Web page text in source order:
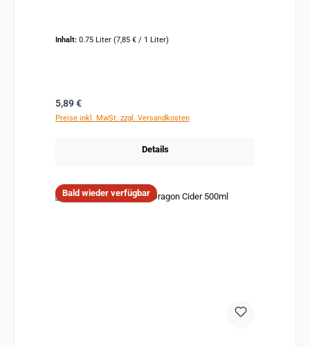
Inhalt: 0.75 Liter (7,85 € / 1 Liter)
Regulärer Preis:
5,89 €
Preise inkl. MwSt. zzgl. Versandkosten
Details
Bald wieder verfügbar